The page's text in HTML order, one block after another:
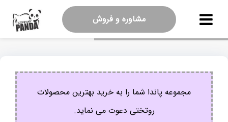
مشاوره و فروش
مجموعه پاندا شما را به خرید بهترین محصولات
روتختی دعوت می نماید.